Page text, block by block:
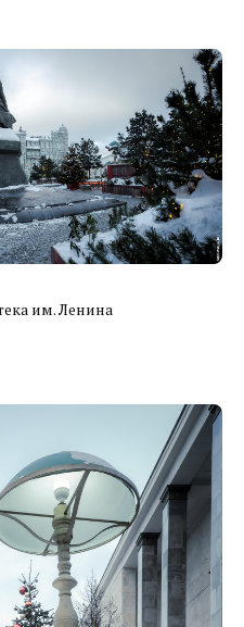
им. Ленина